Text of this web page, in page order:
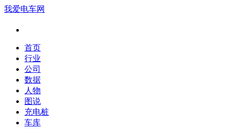
我爱电车网
首页
行业
公司
数据
人物
图说
充电桩
车库